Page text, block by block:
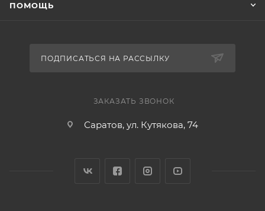
ПОМОЩЬ
ПОДПИСАТЬСЯ НА РАССЫЛКУ
ЗАКАЗАТЬ ЗВОНОК
Саратов, ул. Кутякова, 74